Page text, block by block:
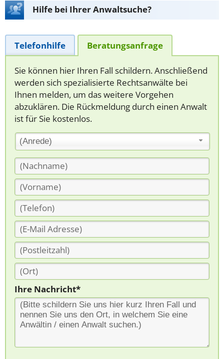
Hilfe bei Ihrer Anwaltsuche?
Telefonhilfe Beratungsanfrage
Sie können hier Ihren Fall schildern. Anschließend
werden sich spezialisierte Rechtsanwälte bei
Ihnen melden, um das weitere Vorgehen
abzuklären. Die Rückmeldung durch einen Anwalt
ist für Sie kostenlos.
(Anrede)
Ihre Nachricht*